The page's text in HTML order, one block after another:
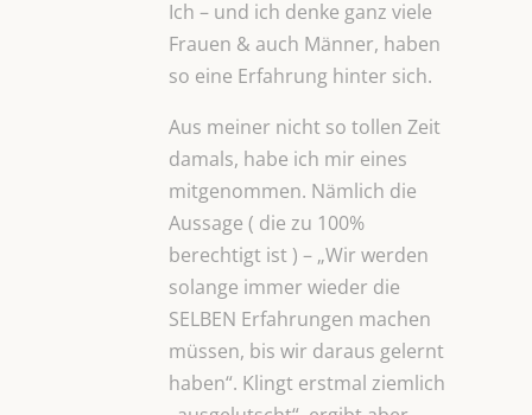
Ich – und ich denke ganz viele
Frauen & auch Männer, haben
so eine Erfahrung hinter sich.
Aus meiner nicht so tollen Zeit
damals, habe ich mir eines
mitgenommen. Nämlich die
Aussage ( die zu 100%
berechtigt ist ) – „Wir werden
solange immer wieder die
SELBEN Erfahrungen machen
müssen, bis wir daraus gelernt
haben“. Klingt erstmal ziemlich